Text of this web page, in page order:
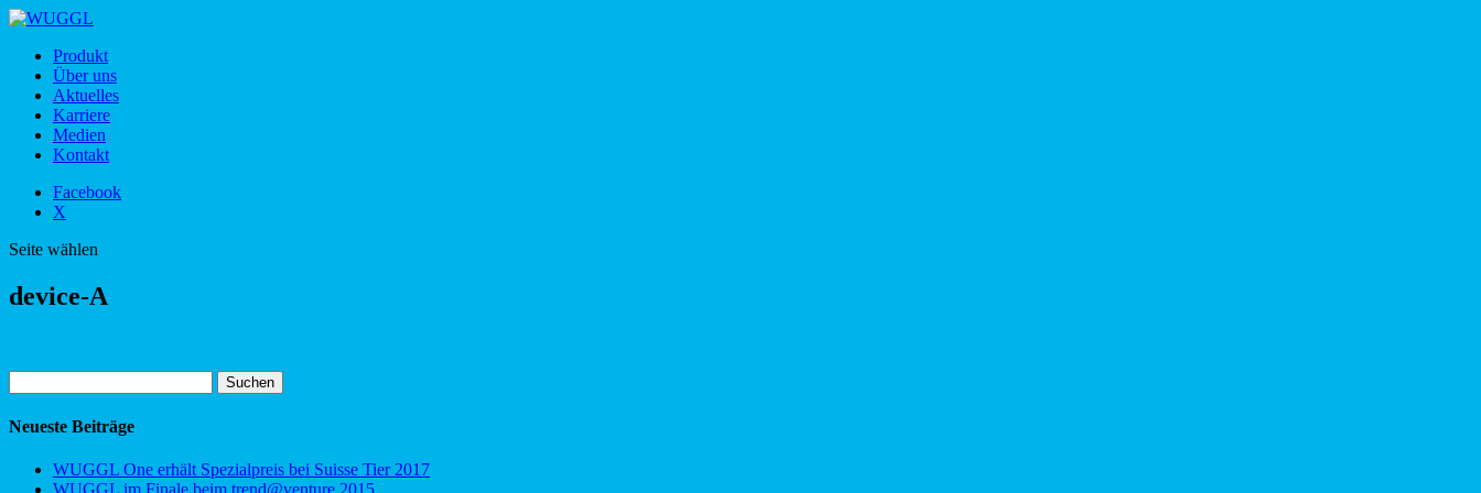
Produkt
Über uns
Aktuelles
Karriere
Medien
Kontakt
Facebook
X
Seite wählen
device-A
nach:
Neueste Beiträge
WUGGL One erhält Spezialpreis bei Suisse Tier 2017